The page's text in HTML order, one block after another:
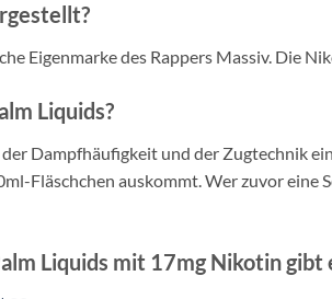
Eigenmarke des Rappers Massiv. Die
Liquids?
Dampfhäufigkeit und der Zugtechnik
Fläschchen auskommt. Wer zuvor eine
Liquids mit 17mg Nikotin gibt